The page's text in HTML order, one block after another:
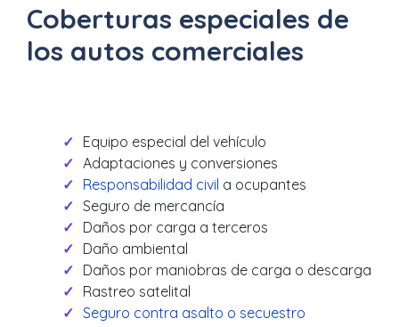
Coberturas especiales de
los autos comerciales
Equipo especial del vehículo
Adaptaciones y conversiones
Responsabilidad civil a ocupantes
Seguro de mercancía
Daños por carga a terceros
Daño ambiental
Daños por maniobras de carga o descarga
Rastreo satelital
Seguro contra asalto o secuestro